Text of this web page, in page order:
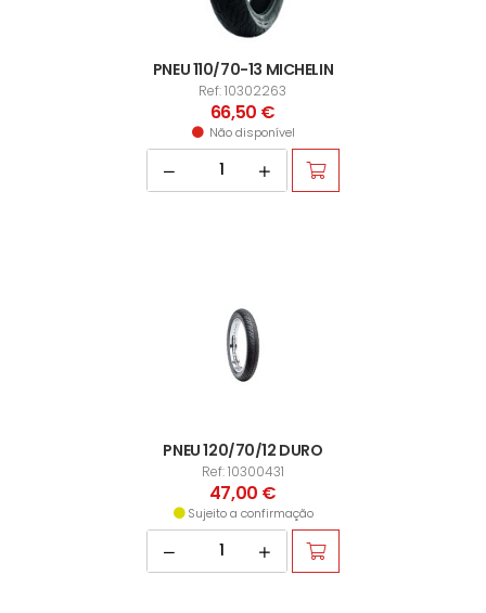
PNEU 110/70-13 MICHELIN
Ref: 10302263
66,50 €
Não disponível
PNEU 120/70/12 DURO
Ref: 10300431
47,00 €
Sujeito a confirmação